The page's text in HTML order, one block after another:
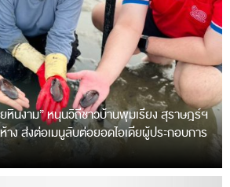
หินงาม” หนุนวิถีชาวบ้านพุมเรียง สุราษฎร์ฯ
ง ส่งต่อเมนูลับต่อยอดไอเดียผู้ประกอบการ